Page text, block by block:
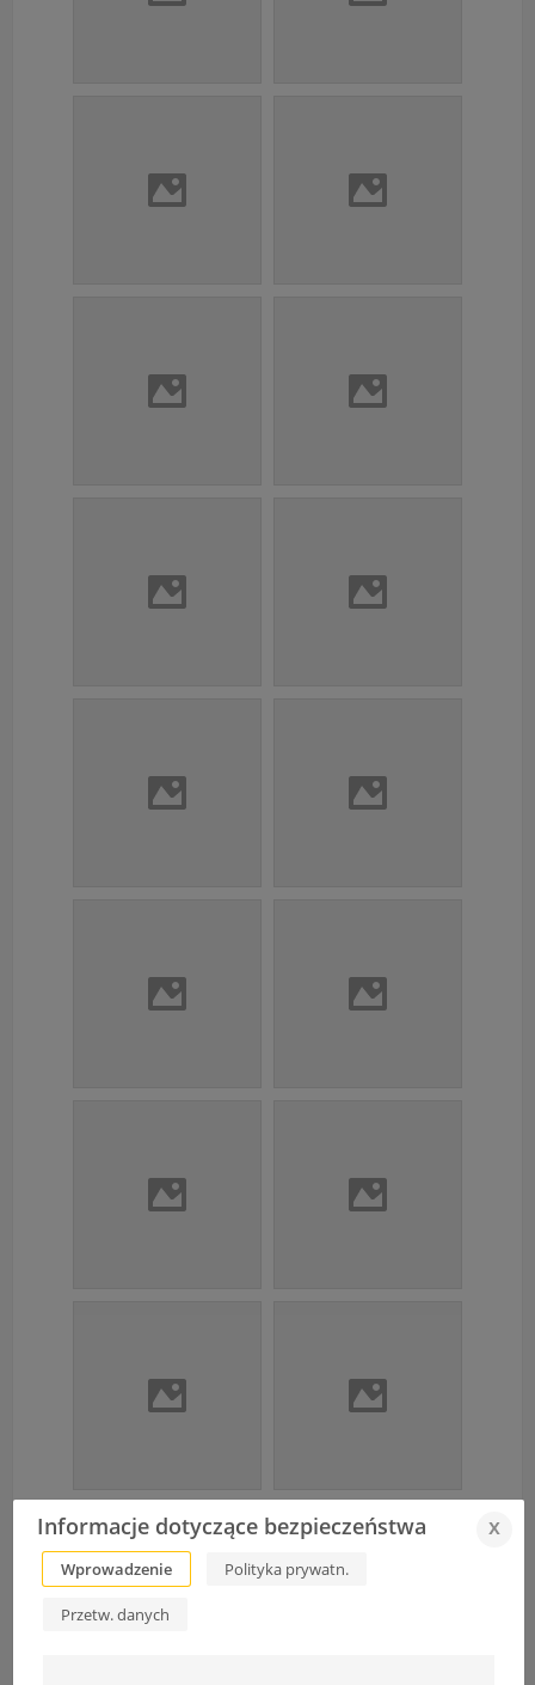
Informacje dotyczące bezpieczeństwa x
Wprowadzenie Polityka prywatn.
Przetw. danych